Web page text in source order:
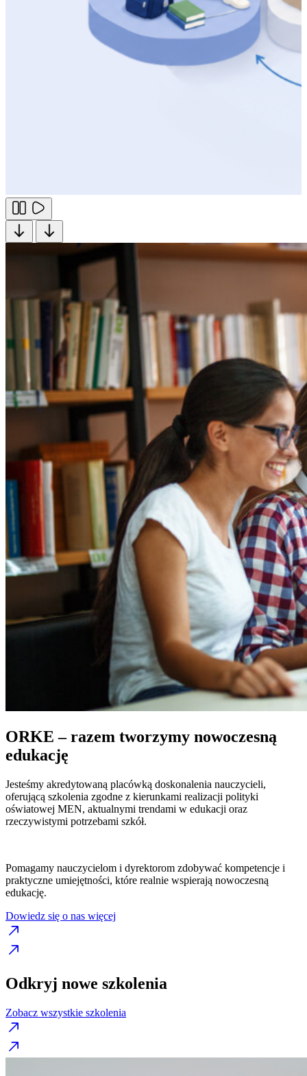
ORKE – razem tworzymy nowoczesną
edukację
Jesteśmy akredytowaną placówką doskonalenia nauczycieli,
oferującą szkolenia zgodne z kierunkami realizacji polityki
oświatowej MEN, aktualnymi trendami w edukacji oraz
rzeczywistymi potrzebami szkół.
Pomagamy nauczycielom i dyrektorom zdobywać kompetencje i
praktyczne umiejętności, które realnie wspierają nowoczesną
edukację.
Dowiedz się o nas więcej
Odkryj nowe szkolenia
Zobacz wszystkie szkolenia